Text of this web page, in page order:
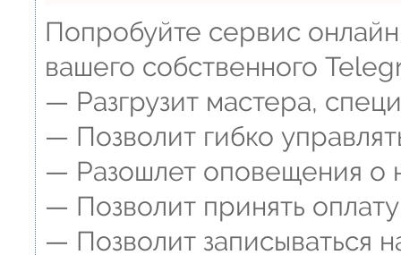
Попробуйте сервис
вашего собственного
— Разгрузит мастера,
— Позволит гибко
— Разошлет оповещения о
— Позволит принять
— Позволит записываться